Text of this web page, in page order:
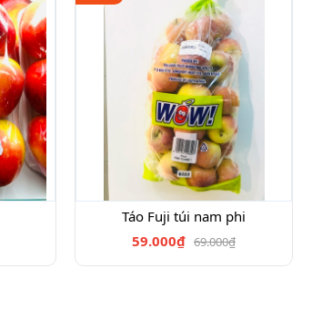
Táo Fuji túi nam phi
59.000₫ 69.000₫